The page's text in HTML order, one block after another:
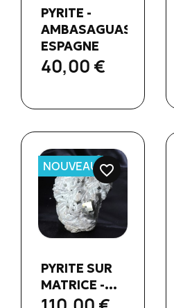
rapide
PYRITE -
AMBASAGUAS,
ESPAGNE
40,00 €
rapide
PYRITE SUR
MATRICE -...
NOUVEAU favorite_border